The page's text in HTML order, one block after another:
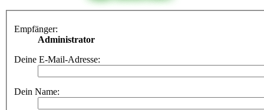
Empfänger:
Administrator
Deine E-Mail-Adresse:
Dein Name: